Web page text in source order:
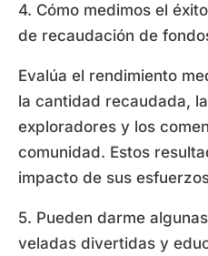
4. Cómo medimos el
de recaudación de
Evalúa el rendimiento
la cantidad recaudada,
exploradores y los
comunidad. Estos
impacto de sus
5. Pueden darme
veladas divertidas y